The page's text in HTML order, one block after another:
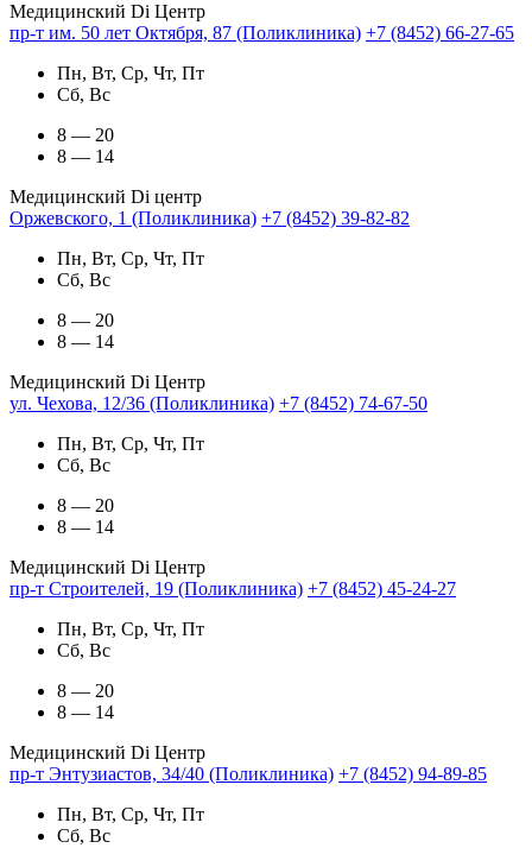
Медицинский Di Центр
пр-т им. 50 лет Октября, 87 (Поликлиника) +7 (8452) 66-27-65
Пн, Вт, Ср, Чт, Пт
Сб, Вс
8 — 20
8 — 14
Медицинский Di центр
Оржевского, 1 (Поликлиника) +7 (8452) 39-82-82
Пн, Вт, Ср, Чт, Пт
Сб, Вс
8 — 20
8 — 14
Медицинский Di Центр
ул. Чехова, 12/36 (Поликлиника) +7 (8452) 74-67-50
Пн, Вт, Ср, Чт, Пт
Сб, Вс
8 — 20
8 — 14
Медицинский Di Центр
пр-т Строителей, 19 (Поликлиника) +7 (8452) 45-24-27
Пн, Вт, Ср, Чт, Пт
Сб, Вс
8 — 20
8 — 14
Медицинский Di Центр
пр-т Энтузиастов, 34/40 (Поликлиника) +7 (8452) 94-89-85
Пн, Вт, Ср, Чт, Пт
Сб, Вс